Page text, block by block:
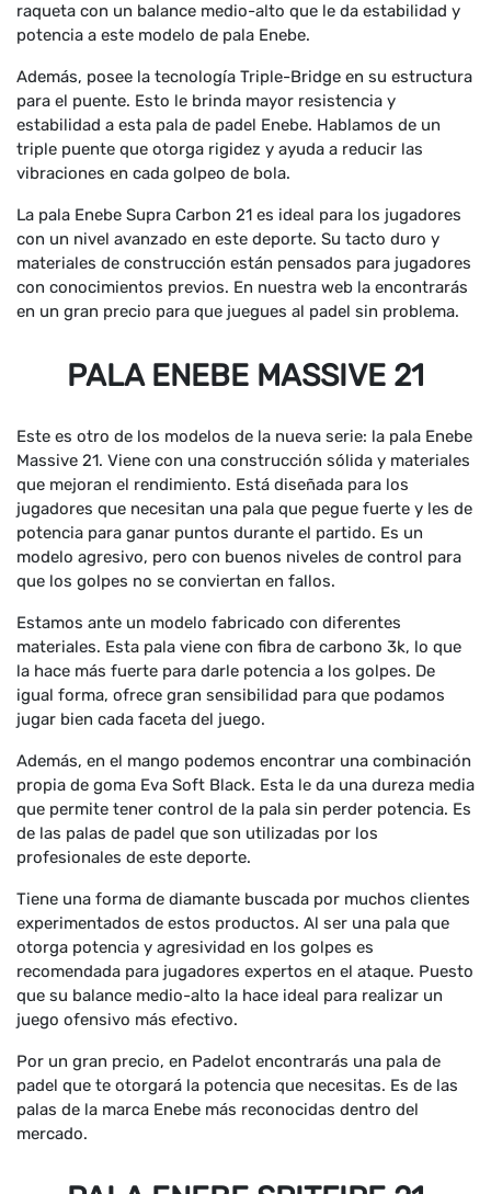
raqueta con un balance medio-alto que le da estabilidad y
potencia a este modelo de pala Enebe.
Además, posee la tecnología Triple-Bridge en su estructura
para el puente. Esto le brinda mayor resistencia y
estabilidad a esta pala de padel Enebe. Hablamos de un
triple puente que otorga rigidez y ayuda a reducir las
vibraciones en cada golpeo de bola.
La pala Enebe Supra Carbon 21 es ideal para los jugadores
con un nivel avanzado en este deporte. Su tacto duro y
materiales de construcción están pensados para jugadores
con conocimientos previos. En nuestra web la encontrarás
en un gran precio para que juegues al padel sin problema.
PALA ENEBE MASSIVE 21
Este es otro de los modelos de la nueva serie: la pala Enebe
Massive 21. Viene con una construcción sólida y materiales
que mejoran el rendimiento. Está diseñada para los
jugadores que necesitan una pala que pegue fuerte y les de
potencia para ganar puntos durante el partido. Es un
modelo agresivo, pero con buenos niveles de control para
que los golpes no se conviertan en fallos.
Estamos ante un modelo fabricado con diferentes
materiales. Esta pala viene con fibra de carbono 3k, lo que
la hace más fuerte para darle potencia a los golpes. De
igual forma, ofrece gran sensibilidad para que podamos
jugar bien cada faceta del juego.
Además, en el mango podemos encontrar una combinación
propia de goma Eva Soft Black. Esta le da una dureza media
que permite tener control de la pala sin perder potencia. Es
de las palas de padel que son utilizadas por los
profesionales de este deporte.
Tiene una forma de diamante buscada por muchos clientes
experimentados de estos productos. Al ser una pala que
otorga potencia y agresividad en los golpes es
recomendada para jugadores expertos en el ataque. Puesto
que su balance medio-alto la hace ideal para realizar un
juego ofensivo más efectivo.
Por un gran precio, en Padelot encontrarás una pala de
padel que te otorgará la potencia que necesitas. Es de las
palas de la marca Enebe más reconocidas dentro del
mercado.